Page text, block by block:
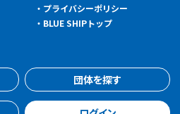
プライバシーポリシー
BLUE SHIPトップ
団体を探す